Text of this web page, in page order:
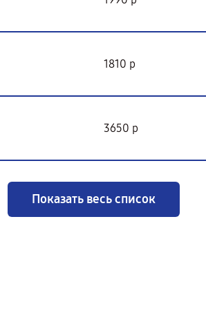
1810 р
3650 р
Показать весь список